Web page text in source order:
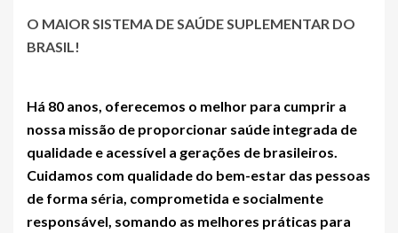
O MAIOR SISTEMA DE SAÚDE SUPLEMENTAR DO
BRASIL!
Há 80 anos, oferecemos o melhor para cumprir a
nossa missão de proporcionar saúde integrada de
qualidade e acessível a gerações de brasileiros.
Cuidamos com qualidade do bem-estar das pessoas
de forma séria, comprometida e socialmente
responsável, somando as melhores práticas para